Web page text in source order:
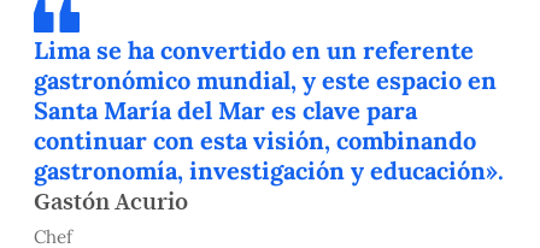
Lima se ha convertido en un referente
gastronómico mundial, y este espacio en
Santa María del Mar es clave para
continuar con esta visión, combinando
gastronomía, investigación y educación».
Gastón Acurio
Chef